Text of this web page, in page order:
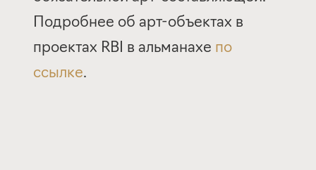
Подробнее об арт-объектах в
проектах RBI в альманахе по
ссылке.